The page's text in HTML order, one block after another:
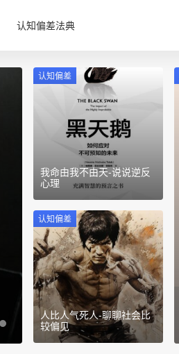
认知偏差法典
我命由我不由天-说说逆反
心理
认知偏差
人比人气死人-聊聊社会比
较偏见
认知偏差